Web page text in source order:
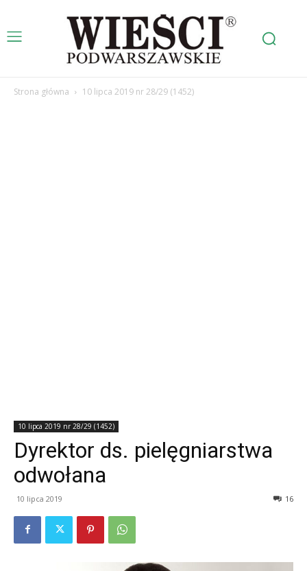
Strona główna 10 lipca 2019 nr 28/29 (1452)
10 lipca 2019 nr 28/29 (1452)
Dyrektor ds. pielęgniarstwa
odwołana
10 lipca 2019 16